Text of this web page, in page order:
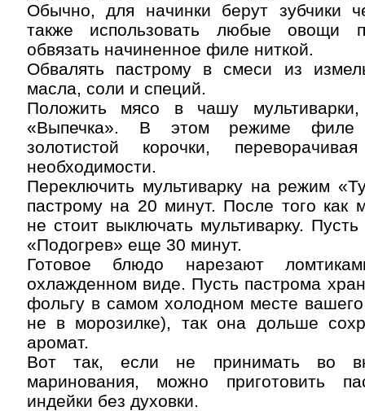
Обычно, для начинки берут зубчики
также использовать любые овощи
обвязать начиненное филе ниткой.
Обвалять пастрому в смеси из
масла, соли и специй.
Положить мясо в чашу
«Выпечка». В этом режиме филе
золотистой корочки,
необходимости.
Переключить мультиварку на режим
пастрому на 20 минут. После того как
не стоит выключать мультиварку.
«Подогрев» еще 30 минут.
Готовое блюдо нарезают
охлажденном виде. Пусть пастрома
фольгу в самом холодном месте
не в морозилке), так она дольше
аромат.
Вот так, если не принимать во
маринования, можно приготовить
индейки без духовки.